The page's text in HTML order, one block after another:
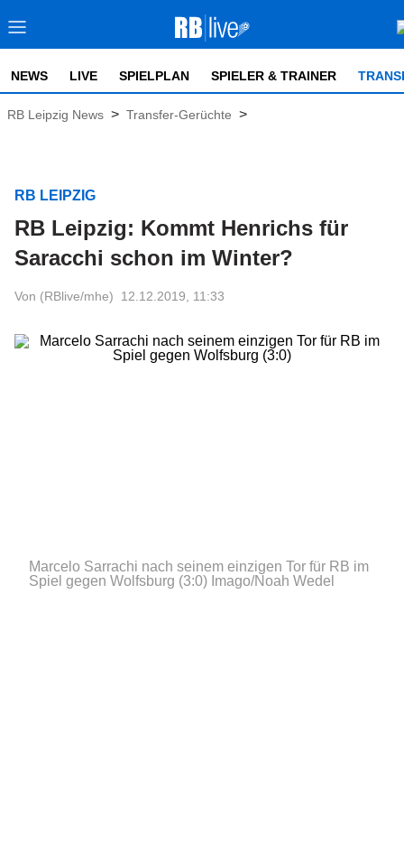
NEWS LIVE SPIELPLAN SPIELER & TRAINER
RB Leipzig News > Transfer-Gerüchte >
RB LEIPZIG
RB Leipzig: Kommt Henrichs für
Saracchi schon im Winter?
Von (RBlive/mhe) 12.12.2019, 11:33
Marcelo Sarrachi nach seinem einzigen Tor für RB im
Spiel gegen Wolfsburg (3:0) Imago/Noah Wedel